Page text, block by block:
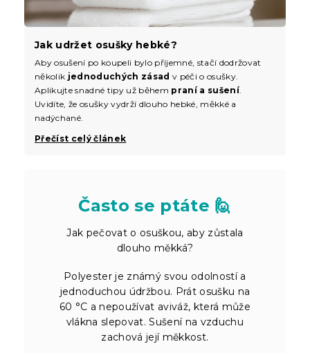
Jak udržet osušky hebké?
Aby osušení po koupeli bylo příjemné, stačí dodržovat
několik jednoduchých zásad v péči o osušky.
Aplikujte snadné tipy už během praní a sušení.
Uvidíte, že osušky vydrží dlouho hebké, měkké a
nadýchané.
Přečíst celý článek
Často se ptáte 🙋
Jak pečovat o osuškou, aby zůstala
dlouho měkká?
Polyester je známý svou odolností a
jednoduchou údržbou. Prát osušku na
60 °C a nepoužívat aviváž, která může
vlákna slepovat. Sušení na vzduchu
zachová její měkkost.